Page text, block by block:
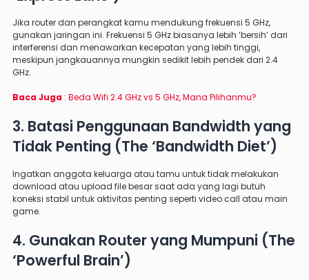
Jika router dan perangkat kamu mendukung frekuensi 5 GHz,
gunakan jaringan ini. Frekuensi 5 GHz biasanya lebih ‘bersih’ dari
interferensi dan menawarkan kecepatan yang lebih tinggi,
meskipun jangkauannya mungkin sedikit lebih pendek dari 2.4
GHz.
Baca Juga : Beda Wifi 2.4 GHz vs 5 GHz, Mana Pilihanmu?
3. Batasi Penggunaan Bandwidth yang
Tidak Penting (The ‘Bandwidth Diet’)
Ingatkan anggota keluarga atau tamu untuk tidak melakukan
download atau upload file besar saat ada yang lagi butuh
koneksi stabil untuk aktivitas penting seperti video call atau main
game.
4. Gunakan Router yang Mumpuni (The
‘Powerful Brain’)